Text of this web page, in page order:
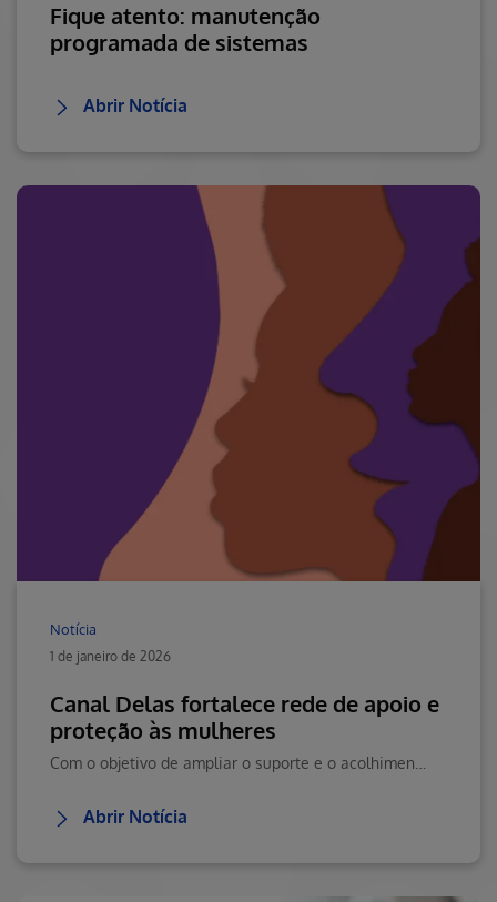
Fique atento: manutenção
programada de sistemas
Abrir Notícia
Notícia
1 de janeiro de 2026
Canal Delas fortalece rede de apoio e
proteção às mulheres
Com o objetivo de ampliar o suporte e o acolhimento às mulheres em situação de violência, a Hapvida segue fortalecendo a divulgação do Canal Delas
Abrir Notícia